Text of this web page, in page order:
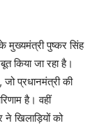
मुख्यमंत्री पुष्कर सिंह
किया जा रहा है।
प्रधानमंत्री की
है। वहीं
खिलाड़ियों को